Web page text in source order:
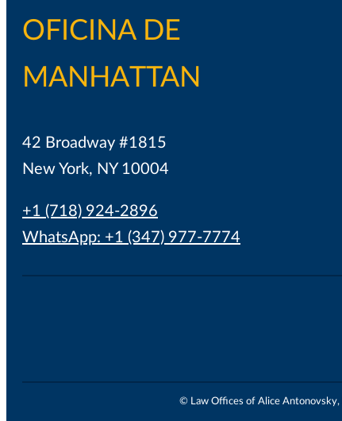
OFICINA DE
MANHATTAN
42 Broadway #1815
New York, NY 10004
+1 (718) 924-2896
WhatsApp: +1 (347) 977-7774
© Law Offices of Alice Antonovsky,